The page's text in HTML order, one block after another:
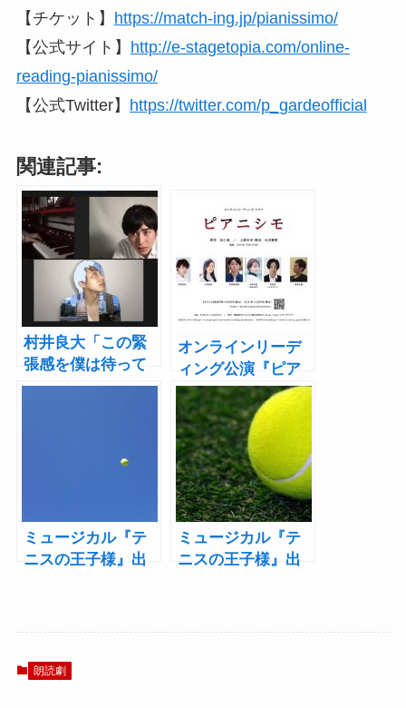
【チケット】
https://match-ing.jp/pianissimo/
【公式サイト】
http://e-stagetopia.com/online-
reading-pianissimo/
【公式Twitter】
https://twitter.com/p_gardeofficial
関連記事:
村井良大「この緊
張感を僕は待って
いたんだな」辻仁
オンラインリーデ
ィング公演『ピア
ニシモ』村井良
大、米原幸佑、小
泉萌香ら全キャス
トコメント到着
ミュージカル『テ
ニスの王子様』出
返る
ミュージカル『テ
ニスの王子様』出
朗読劇